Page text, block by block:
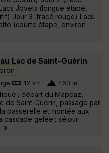
Jovets (longue étape,
Jour 3 (tracé rouge) Lacs
(courte étape, environ
Lac de Saint-Guérin
12 km 460 m
; départ du Mappaz,
de Saint-Guérin, passage par
passerelle et montée aux
cascade gelée ; séjour
»